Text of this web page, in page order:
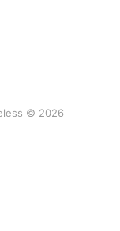
© 2026